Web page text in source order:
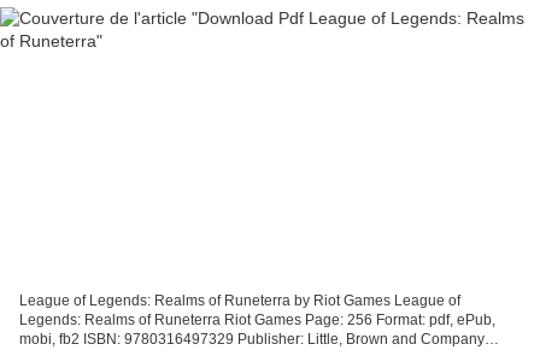
League of Legends: Realms of Runeterra by Riot Games League of
Legends: Realms of Runeterra Riot Games Page: 256 Format: pdf, ePub,
mobi, fb2 ISBN: 9780316497329 Publisher: Little, Brown and Company